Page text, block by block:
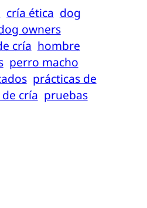
cría ética dog
owners
cría hombre
perro macho
prácticas de
cría pruebas